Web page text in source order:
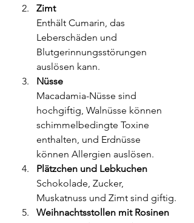
Zimt
Enthält Cumarin, das
Leberschäden und
Blutgerinnungsstörungen
auslösen kann.
Nüsse
Macadamia-Nüsse sind
hochgiftig, Walnüsse können
schimmelbedingte Toxine
enthalten, und Erdnüsse
können Allergien auslösen.
Plätzchen und Lebkuchen
Schokolade, Zucker,
Muskatnuss und Zimt sind giftig.
Weihnachtsstollen mit Rosinen